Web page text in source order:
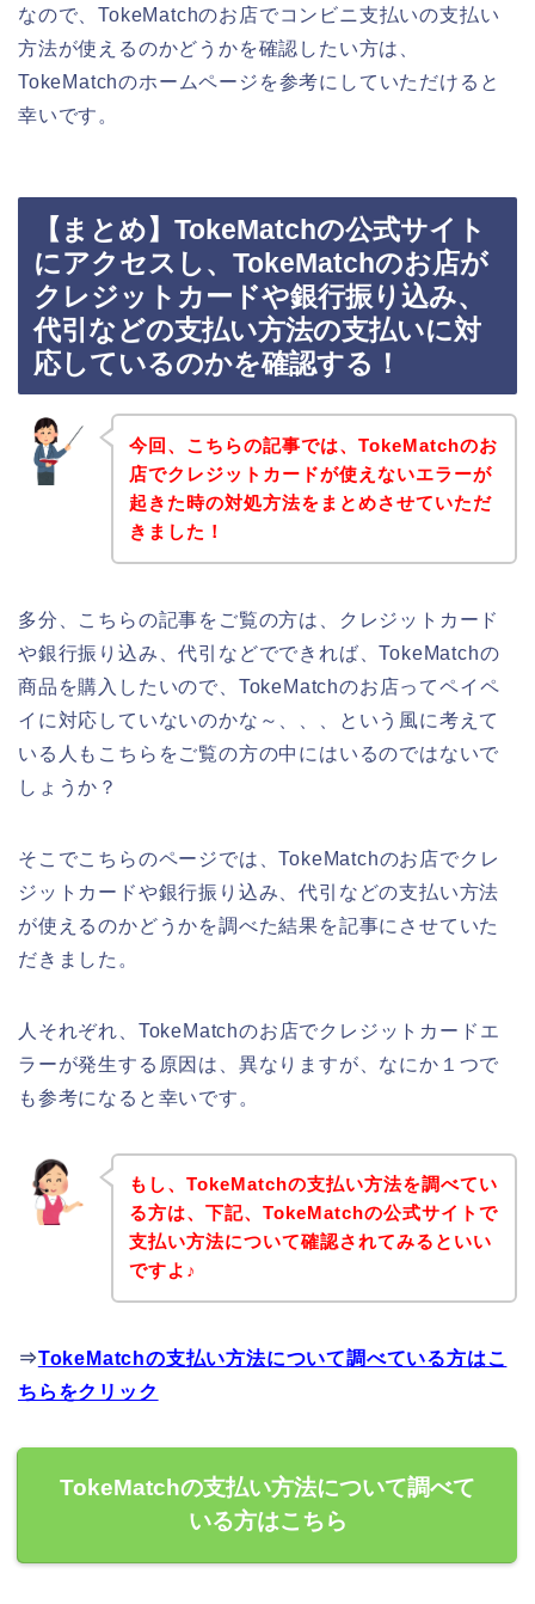
なので、TokeMatchのお店でコンビニ支払いの支払い
方法が使えるのかどうかを確認したい方は、
TokeMatchのホームページを参考にしていただけると
幸いです。
【まとめ】TokeMatchの公式サイト
にアクセスし、TokeMatchのお店が
クレジットカードや銀行振り込み、
代引などの支払い方法の支払いに対
応しているのかを確認する！
今回、こちらの記事では、TokeMatchのお
店でクレジットカードが使えないエラーが
起きた時の対処方法をまとめさせていただ
きました！
多分、こちらの記事をご覧の方は、クレジットカード
や銀行振り込み、代引などでできれば、TokeMatchの
商品を購入したいので、TokeMatchのお店ってペイペ
イに対応していないのかな～、、、という風に考えて
いる人もこちらをご覧の方の中にはいるのではないで
しょうか？
そこでこちらのページでは、TokeMatchのお店でクレ
ジットカードや銀行振り込み、代引などの支払い方法
が使えるのかどうかを調べた結果を記事にさせていた
だきました。
人それぞれ、TokeMatchのお店でクレジットカードエ
ラーが発生する原因は、異なりますが、なにか１つで
も参考になると幸いです。
もし、TokeMatchの支払い方法を調べてい
る方は、下記、TokeMatchの公式サイトで
支払い方法について確認されてみるといい
ですよ♪
⇒TokeMatchの支払い方法について調べている方はこ
ちらをクリック
TokeMatchの支払い方法について調べて
いる方はこちら